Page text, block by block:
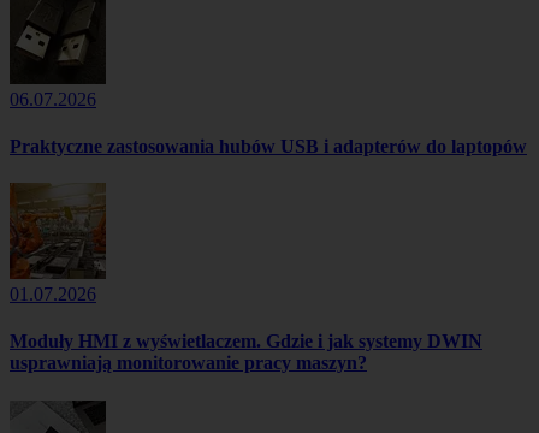
06.07.2026
Praktyczne zastosowania hubów USB i adapterów do laptopów
01.07.2026
Moduły HMI z wyświetlaczem. Gdzie i jak systemy DWIN
usprawniają monitorowanie pracy maszyn?